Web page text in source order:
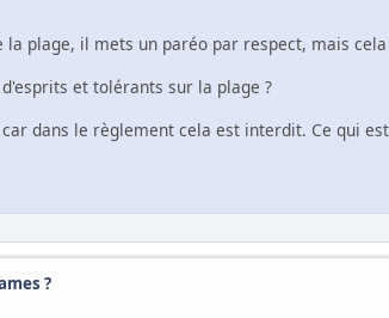
plage, il mets un paréo par respect, mais
et tolérants sur la plage ?
dans le règlement cela est interdit. Ce qui
?